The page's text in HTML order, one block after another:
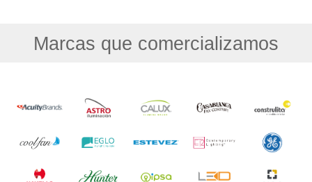
Marcas que comercializamos